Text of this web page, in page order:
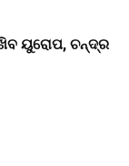
ୟୁରୋପ, ଚନ୍ଦ୍ର